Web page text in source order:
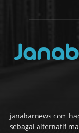
janabarnews.com
sebagai alternatif